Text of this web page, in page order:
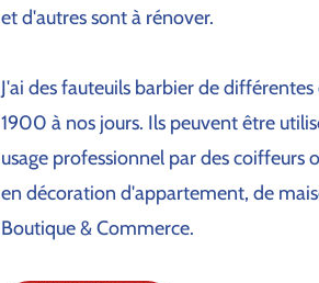
et d'autres sont à rénover.
J'ai des fauteuils barbier de différentes
1900 à nos jours. Ils peuvent être
usage professionnel par des coiffeurs
en décoration d'appartement, de
Boutique & Commerce.